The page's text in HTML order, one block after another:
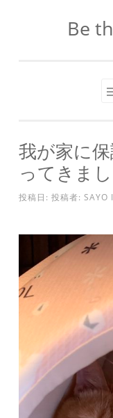
ス
キ
ッ
プ
Be
我が家に
ってきま
投稿日: 投稿者: SAYO